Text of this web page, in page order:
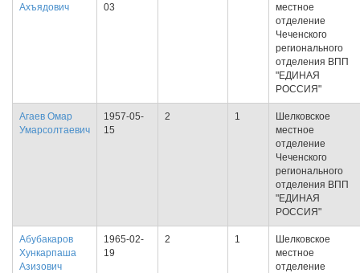
Ахъядович
03
местное
отделение
Чеченского
регионального
отделения ВПП
"ЕДИНАЯ
РОССИЯ"
Агаев Омар
Умарсолтаевич
1957-05-
15
2 1
Шелковское
местное
отделение
Чеченского
регионального
отделения ВПП
"ЕДИНАЯ
РОССИЯ"
Абубакаров
Хункарпаша
Азизович
1965-02-
19
2 1
Шелковское
местное
отделение